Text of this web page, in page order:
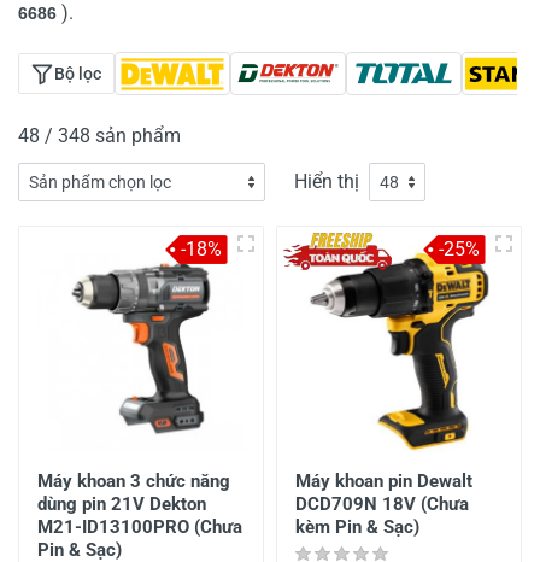
6686 ).
Bộ lọc
48 / 348 sản phẩm
Hiển thị
Máy khoan 3 chức năng
dùng pin 21V Dekton
M21-ID13100PRO (Chưa
Pin & Sạc)
-18%
Máy khoan pin Dewalt
DCD709N 18V (Chưa
kèm Pin & Sạc)
-25%